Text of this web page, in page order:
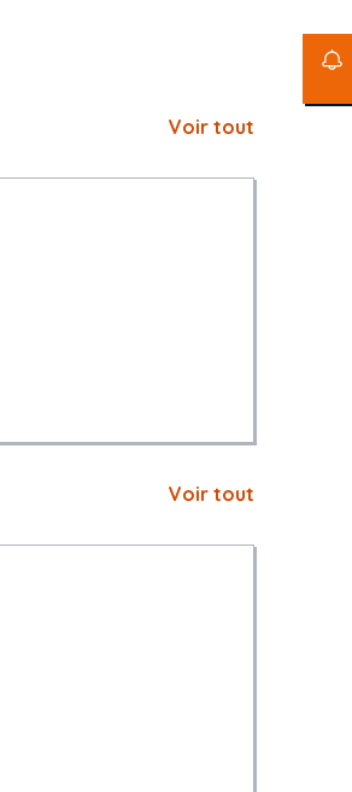
Voir tout
Voir tout